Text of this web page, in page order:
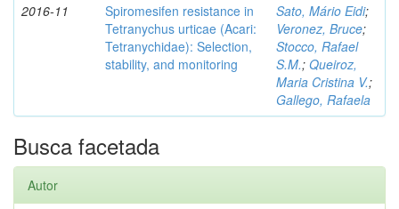
2016-11
Spiromesifen resistance in
Tetranychus urticae (Acari:
Tetranychidae): Selection,
stability, and monitoring
Sato, Mário Eidi;
Veronez, Bruce;
Stocco, Rafael
S.M.; Queiroz,
Maria Cristina V.;
Gallego, Rafaela
Busca facetada
Autor